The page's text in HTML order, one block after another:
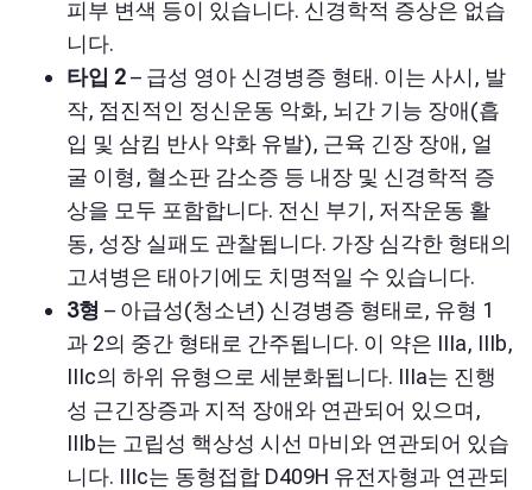
피부 변색 등이 있습니다. 신경학적 증상은 없습
니다.
타입 2– 급성 영아 신경병증 형태. 이는 사시, 발
작, 점진적인 정신운동 악화, 뇌간 기능 장애(흡
입 및 삼킴 반사 약화 유발), 근육 긴장 장애, 얼
굴 이형, 혈소판 감소증 등 내장 및 신경학적 증
상을 모두 포함합니다. 전신 부기, 저작운동 활
동, 성장 실패도 관찰됩니다. 가장 심각한 형태의
고셔병은 태아기에도 치명적일 수 있습니다.
3형 – 아급성(청소년) 신경병증 형태로, 유형 1
과 2의 중간 형태로 간주됩니다. 이 약은 IIIa, IIIb,
IIIc의 하위 유형으로 세분화됩니다. IIIa는 진행
성 근긴장증과 지적 장애와 연관되어 있으며,
IIIb는 고립성 핵상성 시선 마비와 연관되어 있습
니다. IIIc는 동형접합 D409H 유전자형과 연관되